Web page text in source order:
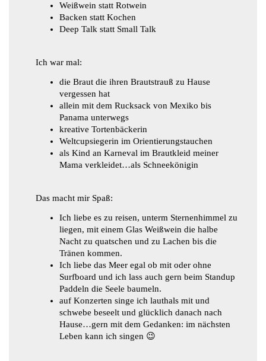
Weißwein statt Rotwein
Backen statt Kochen
Deep Talk statt Small Talk
​Ich war mal:
die Braut die ihren Brautstrauß zu Hause
vergessen hat
allein mit dem Rucksack von Mexiko bis
Panama unterwegs
kreative Tortenbäckerin
Weltcupsiegerin im Orientierungstauchen
als Kind an Karneval im Brautkleid meiner
Mama verkleidet…als Schneekönigin
Das macht mir Spaß:
Ich liebe es zu reisen, unterm Sternenhimmel zu
liegen, mit einem Glas Weißwein die halbe
Nacht zu quatschen und zu Lachen bis die
Tränen kommen.
Ich liebe das Meer egal ob mit oder ohne
Surfboard und ich lass auch gern beim Standup
Paddeln die Seele baumeln.
auf Konzerten singe ich lauthals mit und
schwebe beseelt und glücklich danach nach
Hause…gern mit dem Gedanken: im nächsten
Leben kann ich singen 😉